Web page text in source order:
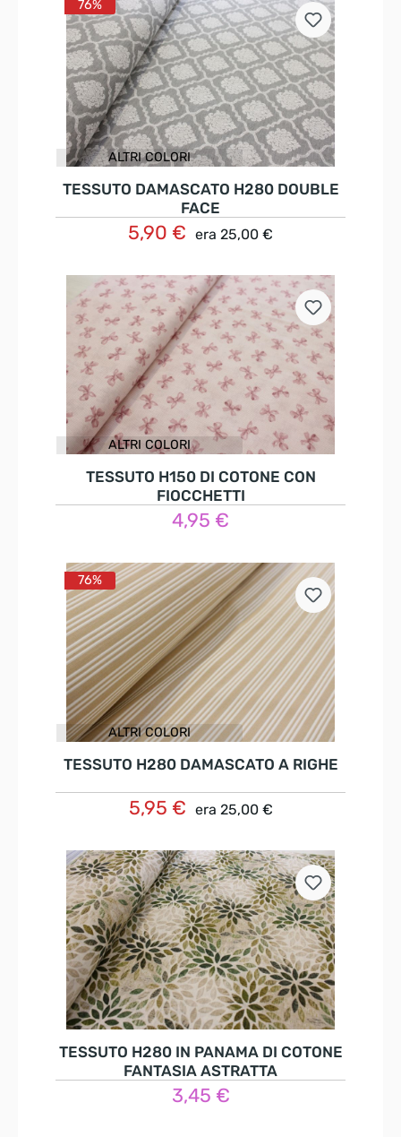
ALTRI COLORI
76%
TESSUTO DAMASCATO H280 DOUBLE
FACE
5,90 € era 25,00 €
Dettagli
ALTRI COLORI
TESSUTO H150 DI COTONE CON
FIOCCHETTI
4,95 €
Dettagli
ALTRI COLORI
76%
TESSUTO H280 DAMASCATO A RIGHE
5,95 € era 25,00 €
Dettagli
TESSUTO H280 IN PANAMA DI COTONE
FANTASIA ASTRATTA
3,45 €
Nel carrello